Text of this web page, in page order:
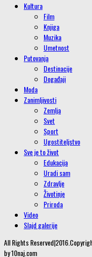
Kultura
Film
Knjiga
Muzika
Umetnost
Putovanja
Destinacije
Događaji
Moda
Zanimljivosti
Zemlja
Svet
Sport
Ugostiteljstvo
Sve je to život
Edukacija
Uradi sam
Zdravlje
Životinje
Priroda
Video
Slajd galerije
All Rights
by 10naj.com